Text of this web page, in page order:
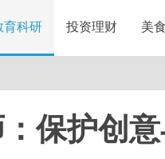
育科研 投资理财 美
保护创